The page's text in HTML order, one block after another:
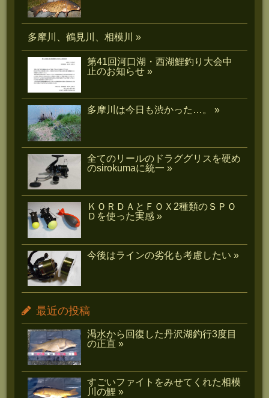
多摩川、鶴見川、相模川 »
第41回河口湖・西湖鯉釣り大会中
止のお知らせ »
多摩川は今日も渋かった…。 »
全てのリールのドラググリスを硬め
のsirokumaに統一 »
ＫＯＲＤＡとＦＯＸ2種類のＳＰＯ
Ｄを使った実感 »
今後はラインの劣化も考慮したい »
最近の投稿
渇水から回復した丹沢湖釣行3度目
の正直 »
すごいファイトをみせてくれた相模
川の鯉 »